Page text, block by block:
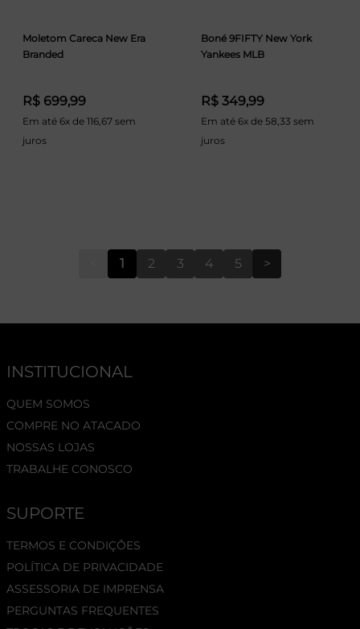
Moletom Careca New Era
Branded
R$ 699,99
Em até 6x de 116,67 sem
juros
Boné 9FIFTY New York
Yankees MLB
R$ 349,99
Em até 6x de 58,33 sem
juros
1 2 3 4 5 >
INSTITUCIONAL
QUEM SOMOS
COMPRE NO ATACADO
NOSSAS LOJAS
TRABALHE CONOSCO
SUPORTE
TERMOS E CONDIÇÕES
POLÍTICA DE PRIVACIDADE
ASSESSORIA DE IMPRENSA
PERGUNTAS FREQUENTES